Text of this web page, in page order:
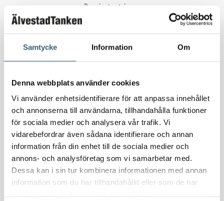
Samtycke Information Om
Denna webbplats använder cookies
Vi använder enhetsidentifierare för att anpassa innehållet
och annonserna till användarna, tillhandahålla funktioner
för sociala medier och analysera vår trafik. Vi
vidarebefordrar även sådana identifierare och annan
information från din enhet till de sociala medier och
annons- och analysföretag som vi samarbetar med.
Dessa kan i sin tur kombinera informationen med annan
information som du har tillhandahållit eller som de har
Bensinutrustning
Kem
Kemikalietankar
Verkstad
Uppsamlingskärl för fat & IBC
Spilloljetankar & utrustning
Oljepumpar & tillbehör
Förvaringslådor & sandlådor
Uthyrning
Kundcase
Om oss
Nyheter